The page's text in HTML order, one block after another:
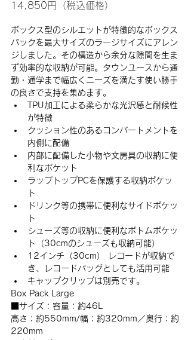
14,850円（税込価格）
ボックス型のシルエットが特徴的なボックス
パックを最大サイズのラージサイズにアレン
ジしました。その構造から余分な隙間を生ま
ず効率的な収納が可能。タウンユースから通
勤・通学まで幅広くニーズを満たす使い勝手
の良さで支持を集めます。
﻿TPU加工による柔らかな光沢感と耐候性
が特徴
﻿クッション性のあるコンパートメントを
内側に配備
﻿内部に配備した小物や文房具の収納に便
利なポケット
﻿ラップトップPCを保護する収納ポケッ
ト
﻿ドリンク等の携帯に便利なサイドポケッ
ト
﻿シューズ等の収納に便利なボトムポケッ
ト（30cmのシューズも収納可能）
﻿﻿12インチ（30cm） レコードが収納で
き、レコードバッグとしても活用可能
﻿キャップクリップは別売です。
Box Pack Large
■サイズ：容量：約46L
高さ：約550mm/幅：約320mm／奥行：約
220mm